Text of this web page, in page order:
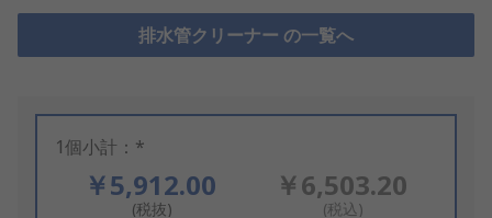
排水管クリーナー の一覧へ
1個小計：*
￥5,912.00
(税抜)
￥6,503.20
(税込)